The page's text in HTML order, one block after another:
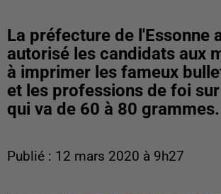
La préfecture de l'Essonne
autorisé les candidats aux
à imprimer les fameux
et les professions de foi
qui va de 60 à 80 grammes.
Publié : 12 mars 2020 à 9h27